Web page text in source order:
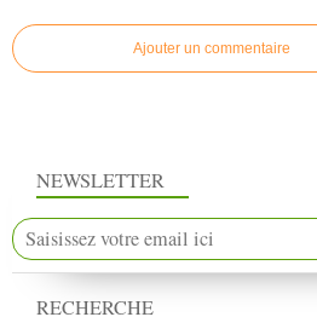
Ajouter un commentaire
NEWSLETTER
RECHERCHE